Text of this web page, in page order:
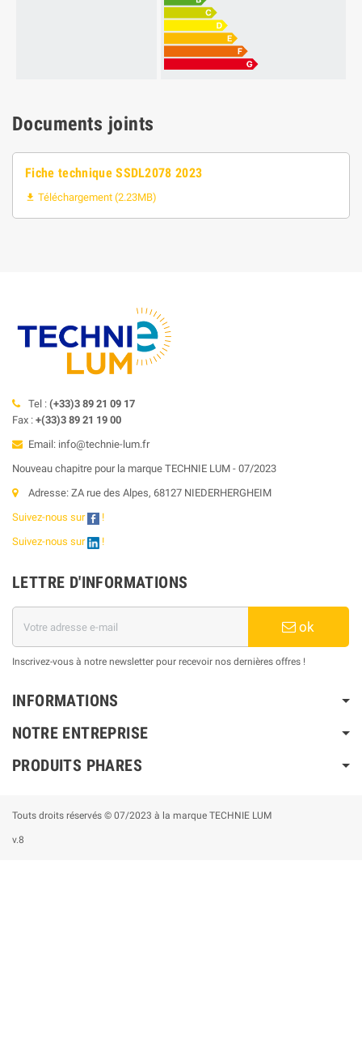
Documents joints
Fiche technique SSDL2078 2023
 Téléchargement (2.23MB)
Tel : (+33)3 89 21 09 17
Fax : +(33)3 89 21 19 00
Email: info@technie-lum.fr
Nouveau chapitre pour la marque TECHNIE LUM - 07/2023
Adresse: ZA rue des Alpes, 68127 NIEDERHERGHEIM
Suivez-nous sur
!
Suivez-nous sur
!
LETTRE D'INFORMATIONS
ok
Inscrivez-vous à notre newsletter pour recevoir nos dernières offres !
INFORMATIONS
NOTRE ENTREPRISE
PRODUITS PHARES
Touts droits réservés © 07/2023 à la marque TECHNIE LUM
v.8